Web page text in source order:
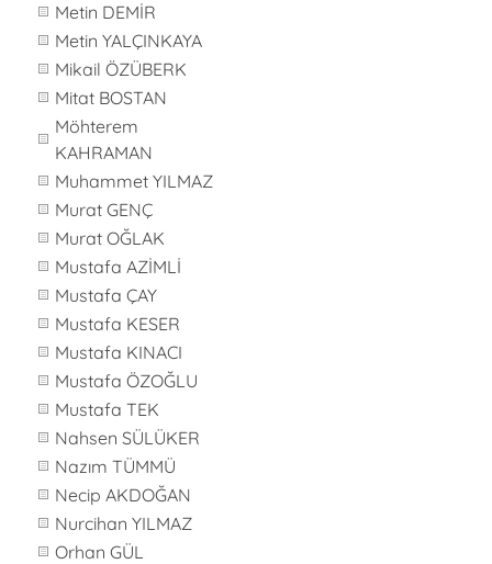
Metin DEMİR
Metin YALÇINKAYA
Mikail ÖZÜBERK
Mitat BOSTAN
Möhterem
KAHRAMAN
Muhammet YILMAZ
Murat GENÇ
Murat OĞLAK
Mustafa AZİMLİ
Mustafa ÇAY
Mustafa KESER
Mustafa KINACI
Mustafa ÖZOĞLU
Mustafa TEK
Nahsen SÜLÜKER
Nazım TÜMMÜ
Necip AKDOĞAN
Nurcihan YILMAZ
Orhan GÜL